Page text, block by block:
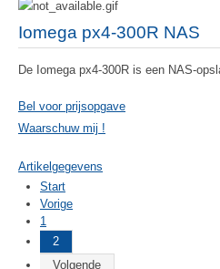
Iomega px4-300R NAS
De Iomega px4-300R is een NAS-
Bel voor prijsopgave
Waarschuw mij !
Artikelgegevens
Start
Vorige
1
2
Volgende